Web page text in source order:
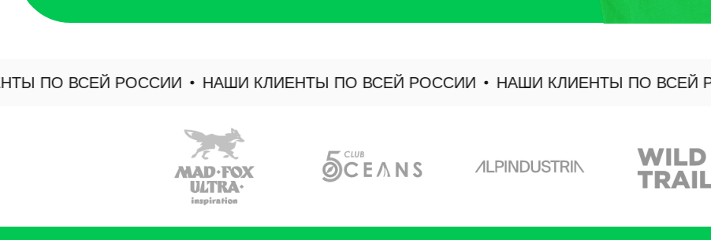
ПО ВСЕЙ РОССИИ НАШИ КЛИЕНТЫ ПО ВСЕЙ РОССИИ НАШИ КЛИЕНТЫ ПО ВСЕЙ